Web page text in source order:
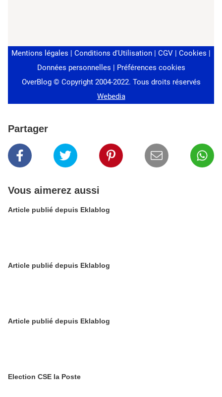
Partager
Vous aimerez aussi
Article publié depuis Eklablog
Article publié depuis Eklablog
Article publié depuis Eklablog
Election CSE la Poste